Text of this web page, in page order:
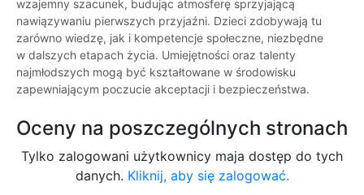
wzajemny szacunek, budując atmosferę sprzyjającą
nawiązywaniu pierwszych przyjaźni. Dzieci zdobywają tu
zarówno wiedzę, jak i kompetencje społeczne, niezbędne
w dalszych etapach życia. Umiejętności oraz talenty
najmłodszych mogą być kształtowane w środowisku
zapewniającym poczucie akceptacji i bezpieczeństwa.
Oceny na poszczególnych stronach
Tylko zalogowani użytkownicy maja dostęp do tych
danych. Kliknij, aby się zalogować.